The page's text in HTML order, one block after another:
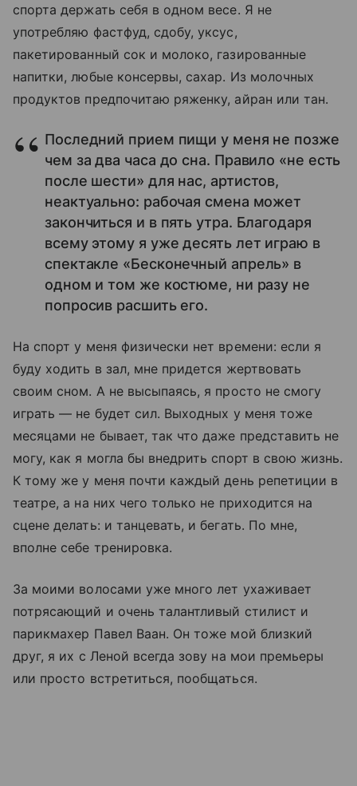
спорта держать себя в одном весе. Я не
употребляю фастфуд, сдобу, уксус,
пакетированный сок и молоко, газированные
напитки, любые консервы, сахар. Из молочных
продуктов предпочитаю ряженку, айран или тан.
Последний прием пищи у меня не позже
чем за два часа до сна. Правило «не есть
после шести» для нас, артистов,
неактуально: рабочая смена может
закончиться и в пять утра. Благодаря
всему этому я уже десять лет играю в
спектакле «Бесконечный апрель» в
одном и том же костюме, ни разу не
попросив расшить его.
На спорт у меня физически нет времени: если я
буду ходить в зал, мне придется жертвовать
своим сном. А не высыпаясь, я просто не смогу
играть — не будет сил. Выходных у меня тоже
месяцами не бывает, так что даже представить не
могу, как я могла бы внедрить спорт в свою жизнь.
К тому же у меня почти каждый день репетиции в
театре, а на них чего только не приходится на
сцене делать: и танцевать, и бегать. По мне,
вполне себе тренировка.
За моими волосами уже много лет ухаживает
потрясающий и очень талантливый стилист и
парикмахер Павел Ваан. Он тоже мой близкий
друг, я их с Леной всегда зову на мои премьеры
или просто встретиться, пообщаться.